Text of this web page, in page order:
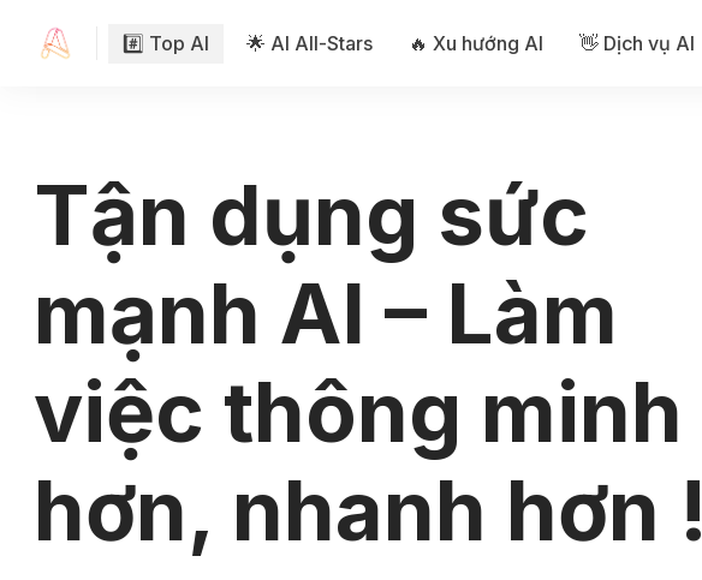
#️⃣ Top AI 🌟 AI All-Stars 🔥 Xu hướng AI 👋 Dịch vụ AI
Tận dụng sức
mạnh AI – Làm
việc thông minh
hơn, nhanh hơn !